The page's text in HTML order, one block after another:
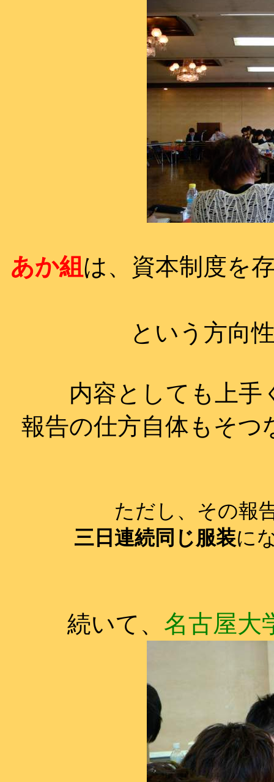
あか組 は、資本制度を
という方向
内容としても上手
報告の仕方自体もそ
ただし、その報
三日連続同じ服装に
続いて、 名古屋大